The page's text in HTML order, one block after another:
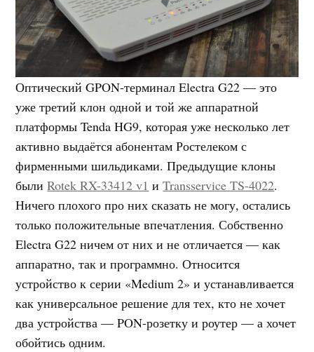
Оптический GPON-терминал Electra G22 — это
уже третий клон одной и той же аппаратной
платформы Tenda HG9, которая уже несколько лет
активно выдаётся абонентам Ростелеком с
фирменными шильдиками. Предыдущие клоны
былиRotek RX-33412 v1 иTransservice TS-4022.
Ничего плохого про них сказать не могу, остались
только положительные впечатления. Собственно
Electra G22 ничем от них и не отличается — как
аппаратно, так и программно. Относится
устройство к серии «Medium 2» и устанавливается
как универсальное решение для тех, кто не хочет
два устройства — PON-розетку и роутер — а хочет
обойтись одним.